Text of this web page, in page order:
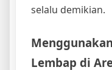
selalu demikian.
Lembap di